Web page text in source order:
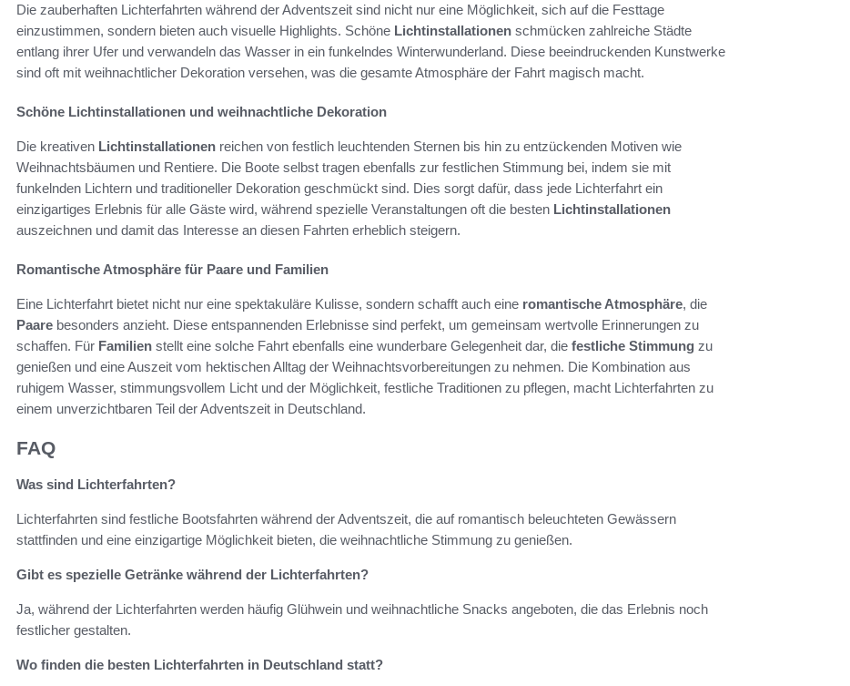
Die zauberhaften Lichterfahrten während der Adventszeit sind nicht nur eine Möglichkeit, sich auf die Festtage
einzustimmen, sondern bieten auch visuelle Highlights. Schöne Lichtinstallationen schmücken zahlreiche Städte
entlang ihrer Ufer und verwandeln das Wasser in ein funkelndes Winterwunderland. Diese beeindruckenden Kunstwerke
sind oft mit weihnachtlicher Dekoration versehen, was die gesamte Atmosphäre der Fahrt magisch macht.
Schöne Lichtinstallationen und weihnachtliche Dekoration
Die kreativen Lichtinstallationen reichen von festlich leuchtenden Sternen bis hin zu entzückenden Motiven wie
Weihnachtsbäumen und Rentiere. Die Boote selbst tragen ebenfalls zur festlichen Stimmung bei, indem sie mit
funkelnden Lichtern und traditioneller Dekoration geschmückt sind. Dies sorgt dafür, dass jede Lichterfahrt ein
einzigartiges Erlebnis für alle Gäste wird, während spezielle Veranstaltungen oft die besten Lichtinstallationen
auszeichnen und damit das Interesse an diesen Fahrten erheblich steigern.
Romantische Atmosphäre für Paare und Familien
Eine Lichterfahrt bietet nicht nur eine spektakuläre Kulisse, sondern schafft auch eine romantische Atmosphäre, die
Paare besonders anzieht. Diese entspannenden Erlebnisse sind perfekt, um gemeinsam wertvolle Erinnerungen zu
schaffen. Für Familien stellt eine solche Fahrt ebenfalls eine wunderbare Gelegenheit dar, die festliche Stimmung zu
genießen und eine Auszeit vom hektischen Alltag der Weihnachtsvorbereitungen zu nehmen. Die Kombination aus
ruhigem Wasser, stimmungsvollem Licht und der Möglichkeit, festliche Traditionen zu pflegen, macht Lichterfahrten zu
einem unverzichtbaren Teil der Adventszeit in Deutschland.
FAQ
Was sind Lichterfahrten?
Lichterfahrten sind festliche Bootsfahrten während der Adventszeit, die auf romantisch beleuchteten Gewässern
stattfinden und eine einzigartige Möglichkeit bieten, die weihnachtliche Stimmung zu genießen.
Gibt es spezielle Getränke während der Lichterfahrten?
Ja, während der Lichterfahrten werden häufig Glühwein und weihnachtliche Snacks angeboten, die das Erlebnis noch
festlicher gestalten.
Wo finden die besten Lichterfahrten in Deutschland statt?